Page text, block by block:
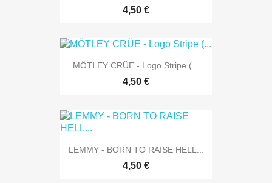
4,50 €
MÖTLEY CRÜE - Logo Stripe (...
4,50 €
LEMMY - BORN TO RAISE HELL...
4,50 €